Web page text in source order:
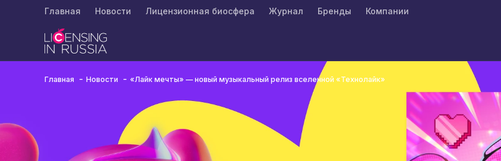
Главная Новости Лицензионная биосфера Журнал Бренды Компании
Главная Новости «Лайк мечты» — новый музыкальный релиз вселенной «Технолайк»